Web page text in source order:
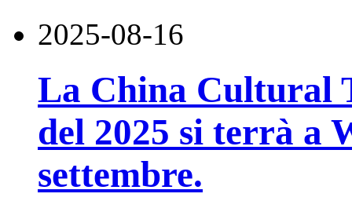
2025-08-16
La China Cultural
del 2025 si terrà a
settembre.